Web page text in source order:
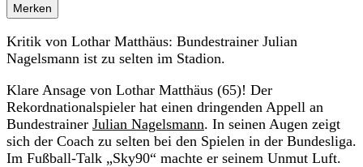
Merken
Kritik von Lothar Matthäus: Bundestrainer Julian
Nagelsmann ist zu selten im Stadion.
Klare Ansage von Lothar Matthäus (65)! Der
Rekordnationalspieler hat einen dringenden Appell an
Bundestrainer Julian Nagelsmann. In seinen Augen zeigt
sich der Coach zu selten bei den Spielen in der Bundesliga.
Im Fußball-Talk „Sky90“ machte er seinem Unmut Luft.